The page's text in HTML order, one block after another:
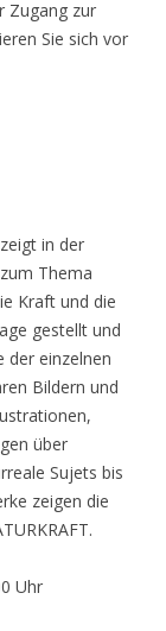
Zugang zur
Sie sich vor
in der
Thema
Kraft und die
gestellt und
der einzelnen
Bildern und
über
Sujets bis
zeigen die
Uhr